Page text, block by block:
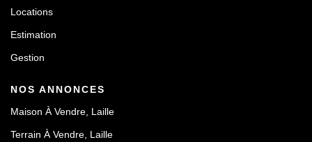
Locations
Estimation
Gestion
NOS ANNONCES
Maison À Vendre, Laille
Terrain À Vendre, Laille